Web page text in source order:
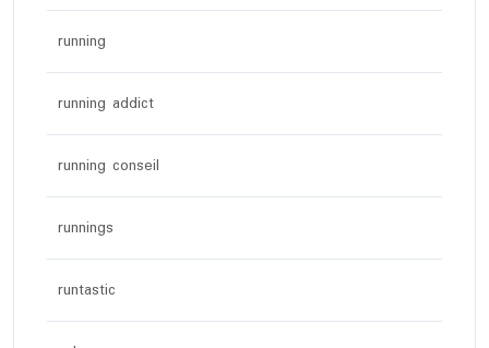
running
running addict
running conseil
runnings
runtastic